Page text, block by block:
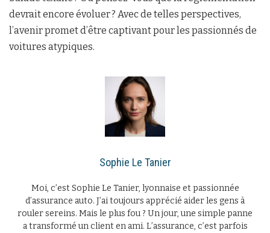
devrait encore évoluer ? Avec de telles perspectives,
l’avenir promet d’être captivant pour les passionnés de
voitures atypiques.
Sophie Le Tanier
Moi, c’est Sophie Le Tanier, lyonnaise et passionnée
d’assurance auto. J’ai toujours apprécié aider les gens à
rouler sereins. Mais le plus fou ? Un jour, une simple panne
a transformé un client en ami. L’assurance, c’est parfois